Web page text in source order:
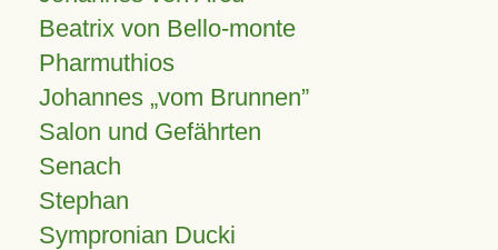
Beatrix von Bello-monte
Pharmuthios
Johannes vom Brunnen
Salon und Gefährten
Senach
Stephan
Sympronian Ducki